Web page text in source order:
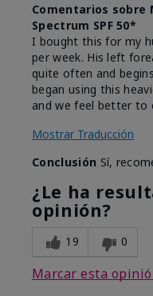
Comentarios sobre
Spectrum SPF 50*
I bought this for my
per week. His left
quite often and
began using this
and we feel better to
Mostrar Traducción
Conclusión Sí,
¿Le ha
opinión?
19 0
Marcar esta